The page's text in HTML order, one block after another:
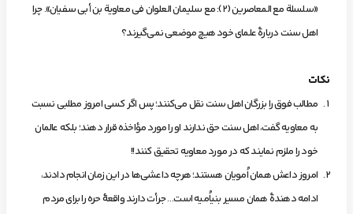
«سلسلة مع المعاصرین (۲):
مع سلیمان العلوان فی معاویة بن أبی سفیان». چرا
اهل سنت دربارۀ علمای خود هیچ موضعی نمی‌گیرند؟
نکات
مطالب فوق را بزرگان اهل سنت نقل می‌کنند؛ پس اگر کسی امروز مطلبی نسبت
به معاویه گفت، اهل سنت حق ندارند او را مورد مؤاخذه قرار دهند؛ بلکه عالمان
خود را ملزم نمایند که در مورد معاویه تحقیق کنند!!
امروز داعش همان اُمویان هستند؛ هرچه داعشی‌ها در این زمان انجام دادند،
ادامه دهندۀ همان مسیر بنی­اُمیه است… جرأت دارند واقعۀ حره را برای مردم